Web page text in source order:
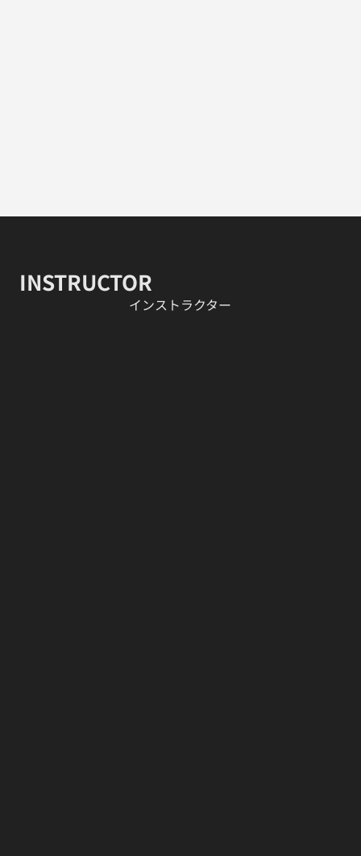
INSTRUCTOR
​インストラクター